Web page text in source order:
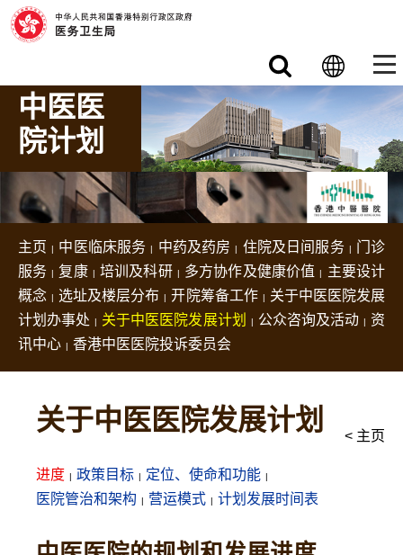
跳至主要内容
中医医
院计划
主页 中医临床服务 中药及药房 住院及日间服务
门诊
服务
复康 培训及科研 多方协作及健康价值
主要设计
概念
选址及楼层分布 开院筹备工作
关于中医医院发展
计划办事处
关于中医医院发展计划 公众咨询及活动
资
讯中心
香港中医医院投诉委员会
关于中医医院发展计划 < 主页
进度 政策目标
定位、使命和功能
医院管治和架构
营运模式 计划发展时间表